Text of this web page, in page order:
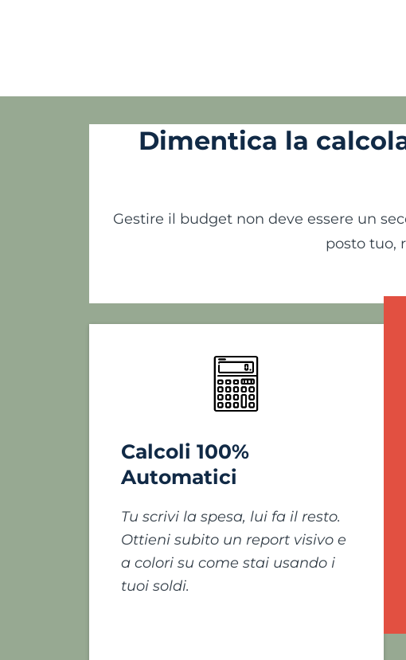
Dimentica la
Gestire il budget non deve essere un
posto tuo,
Calcoli 100%
Automatici
Tu scrivi la spesa, lui fa il resto.
Ottieni subito un report visivo e
a colori su come stai usando i
tuoi soldi.